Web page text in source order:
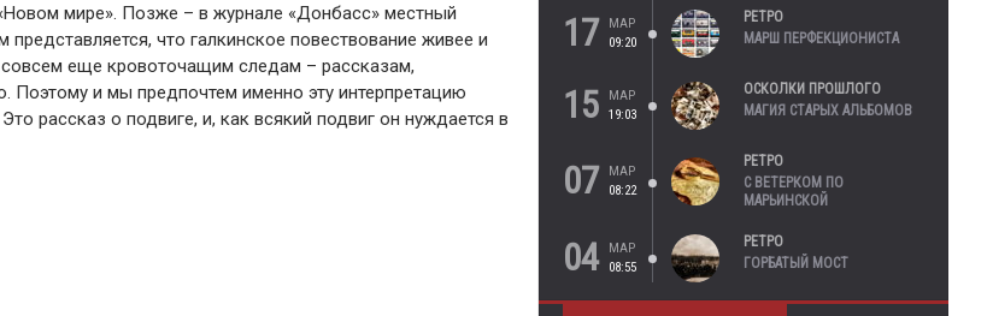
мире». Позже – в журнале «Донбасс» местный
что галкинское повествование живее и
еще кровоточащим следам – рассказам,
Поэтому и мы предпочтем именно эту интерпретацию
рассказ о подвиге, и, как всякий подвиг он нуждается в
17
МАР
09:20
РЕТРО
МАРШ ПЕРФЕКЦИОНИСТА
15
МАР
19:03
ОСКОЛКИ ПРОШЛОГО
МАГИЯ СТАРЫХ АЛЬБОМОВ
07
МАР
08:22
РЕТРО
С ВЕТЕРКОМ ПО
МАРЬИНСКОЙ
04
МАР
08:55
РЕТРО
ГОРБАТЫЙ МОСТ